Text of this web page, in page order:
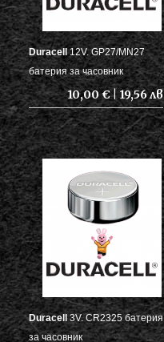
Duracell12V. GP27/MN27
батерия за часовник
10,00 € | 19,56 лв
Duracell3V. CR2325 батерия
за часовник